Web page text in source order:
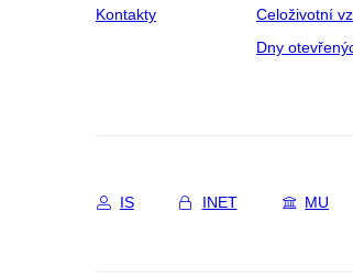
Kontakty
Celoživotní
Dny
IS INET MU